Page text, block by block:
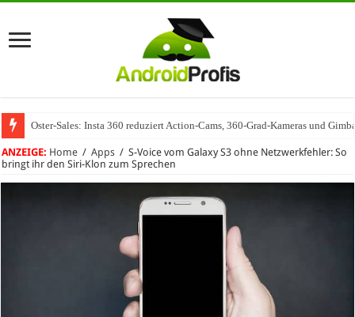
Oster-Sales: Insta 360 reduziert Action-Cams, 360-Grad-Kameras und
ANZEIGE: Home / Apps / S-Voice vom Galaxy S3 ohne Netzwerkfehler: So
bringt ihr den Siri-Klon zum Sprechen